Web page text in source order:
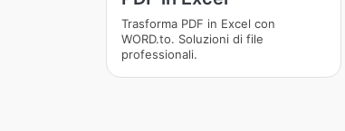
Trasforma PDF in Excel con
WORD.to. Soluzioni di file
professionali.